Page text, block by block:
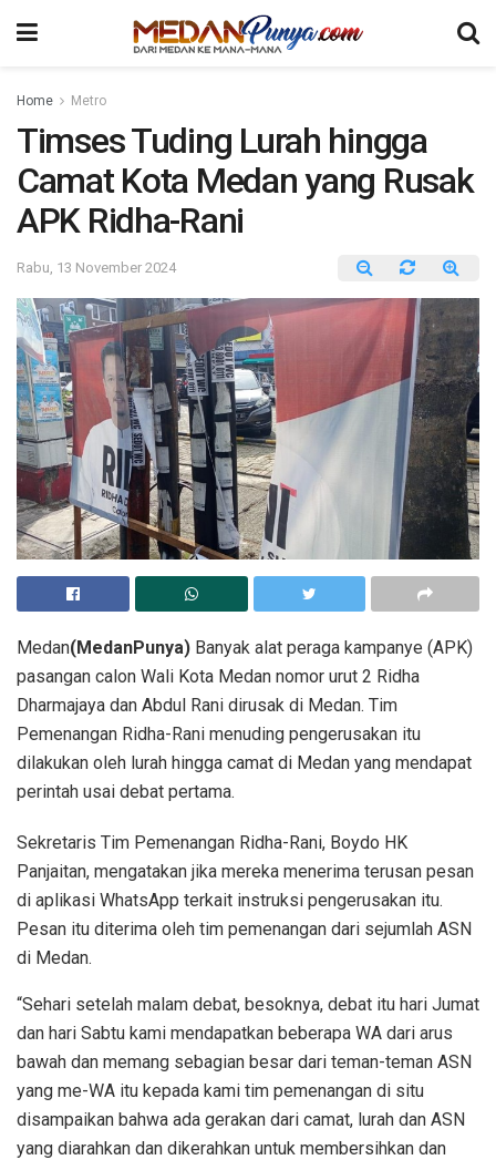
Home Metro
Timses Tuding Lurah hingga
Camat Kota Medan yang Rusak
APK Ridha-Rani
Rabu, 13 November 2024
Medan(MedanPunya) Banyak alat peraga kampanye (APK)
pasangan calon Wali Kota Medan nomor urut 2 Ridha
Dharmajaya dan Abdul Rani dirusak di Medan. Tim
Pemenangan Ridha-Rani menuding pengerusakan itu
dilakukan oleh lurah hingga camat di Medan yang mendapat
perintah usai debat pertama.
Sekretaris Tim Pemenangan Ridha-Rani, Boydo HK
Panjaitan, mengatakan jika mereka menerima terusan pesan
di aplikasi WhatsApp terkait instruksi pengerusakan itu.
Pesan itu diterima oleh tim pemenangan dari sejumlah ASN
di Medan.
“Sehari setelah malam debat, besoknya, debat itu hari Jumat
dan hari Sabtu kami mendapatkan beberapa WA dari arus
bawah dan memang sebagian besar dari teman-teman ASN
yang me-WA itu kepada kami tim pemenangan di situ
disampaikan bahwa ada gerakan dari camat, lurah dan ASN
yang diarahkan dan dikerahkan untuk membersihkan dan